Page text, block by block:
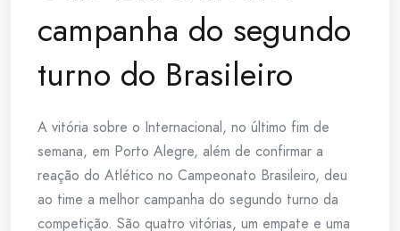
campanha do segundo
turno do Brasileiro
A vitória sobre o Internacional, no último fim de
semana, em Porto Alegre, além de confirmar a
reação do Atlético no Campeonato Brasileiro, deu
ao time a melhor campanha do segundo turno da
competição. São quatro vitórias, um empate e uma